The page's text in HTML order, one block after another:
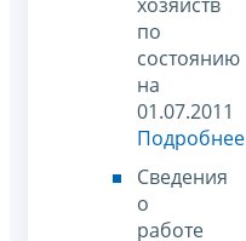
по
состоянию
на
01.07.2011
Подробнее
Сведения
о
работе